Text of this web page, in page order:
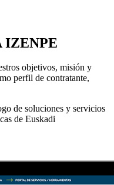
IZENPE
objetivos, misión y
perfil de contratante,
de soluciones y servicios
de Euskadi